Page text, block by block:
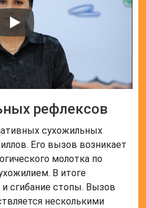
рефлексов
сухожильных
Его вызов возникает
молотка по
В итоге
сгибание стопы. Вызов
несколькими